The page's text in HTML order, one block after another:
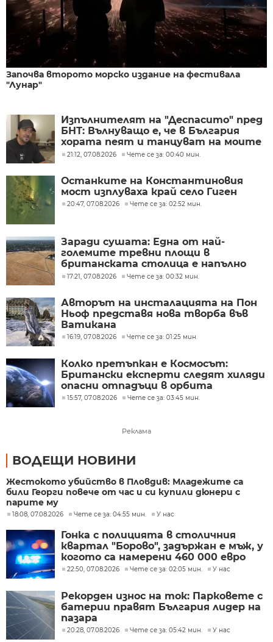
Започва второто морско издание на фестивала
"Лунар"
Изпълнителят на "Деспасито" пред
БНТ: Вълнуващо е, че в България
хората пеят и танцуват на моите
песни
21:12, 07.08.2026 Чете се за: 00:40 мин.
Останките на Константиновия
мост изплуваха край село Гиген
20:47, 07.08.2026 Чете се за: 02:52 мин.
Заради сушата: Една от най-
големите тревни площи в
британската столица е напълно
изгоряла
17:21, 07.08.2026 Чете се за: 00:32 мин.
Авторът на инсталацията на Пон
Ньоф представя нова творба във
Ватикана
16:19, 07.08.2026 Чете се за: 01:25 мин.
Колко претъпкан е Космосът:
Британски експерти следят хиляди
опасни отпадъци в орбита
15:57, 07.08.2026 Чете се за: 03:45 мин.
Реклама
ВОДЕЩИ НОВИНИ
Жестокото убийство в Пловдив: Младежите са
били Георги повече от час и си купили дюнери с
парите му
18:08, 07.08.2026 Чете се за: 04:55 мин. У нас
Гонка с полицията в столичния
квартал "Борово", задържан е мъж, у
когото са намерени 460 000 евро
22:50, 07.08.2026 Чете се за: 02:05 мин. У нас
Рекорден износ на ток: Парковете с
батерии правят България лидер на
пазара
20:28, 07.08.2026 Чете се за: 05:42 мин. У нас